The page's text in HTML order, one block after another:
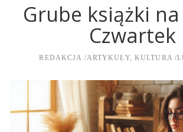
Grube książki na
Czwartek
REDAKCJA ARTYKUŁY, KULTURA